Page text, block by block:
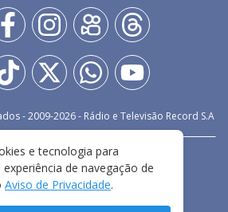
- 2009-2026- Rádio e Televisão Record S.A
FALE CONOSCO
PRIVACIDADE
E CONDIÇÕES DE USO
e tecnologia para
de navegação de
Aviso de Privacidade.